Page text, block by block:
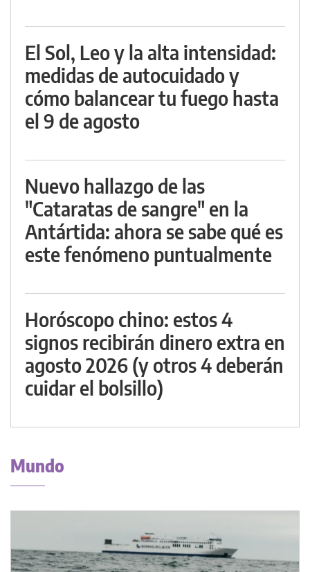
El Sol, Leo y la alta intensidad:
medidas de autocuidado y
cómo balancear tu fuego hasta
el 9 de agosto
Nuevo hallazgo de las
"Cataratas de sangre" en la
Antártida: ahora se sabe qué es
este fenómeno puntualmente
Horóscopo chino: estos 4
signos recibirán dinero extra en
agosto 2026 (y otros 4 deberán
cuidar el bolsillo)
Mundo